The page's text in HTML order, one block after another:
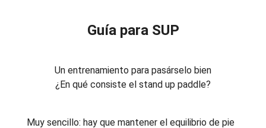
Guía para SUP
Un entrenamiento para pasárselo bien
¿En qué consiste el stand up paddle?
Muy sencillo: hay que mantener el equilibrio de pie